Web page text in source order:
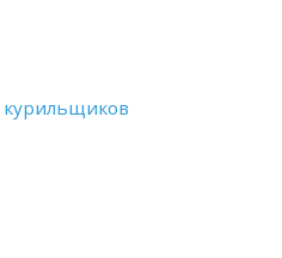
курильщиков